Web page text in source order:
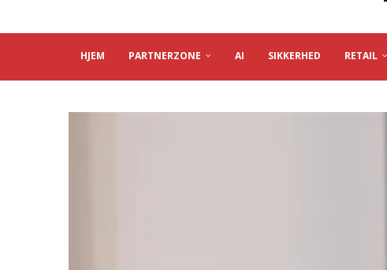
HJEM PARTNERZONE AI SIKKERHED RETAIL